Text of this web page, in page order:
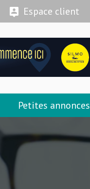
Espace client
Petites annonces